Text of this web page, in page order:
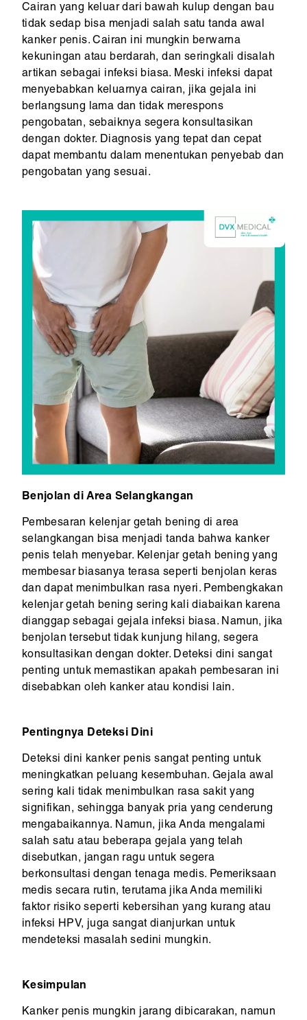
Cairan yang keluar dari bawah kulup dengan bau
tidak sedap bisa menjadi salah satu tanda awal
kanker penis. Cairan ini mungkin berwarna
kekuningan atau berdarah, dan seringkali disalah
artikan sebagai infeksi biasa. Meski infeksi dapat
menyebabkan keluarnya cairan, jika gejala ini
berlangsung lama dan tidak merespons
pengobatan, sebaiknya segera konsultasikan
dengan dokter. Diagnosis yang tepat dan cepat
dapat membantu dalam menentukan penyebab dan
pengobatan yang sesuai.
Benjolan di Area Selangkangan
Pembesaran kelenjar getah bening di area
selangkangan bisa menjadi tanda bahwa kanker
penis telah menyebar. Kelenjar getah bening yang
membesar biasanya terasa seperti benjolan keras
dan dapat menimbulkan rasa nyeri. Pembengkakan
kelenjar getah bening sering kali diabaikan karena
dianggap sebagai gejala infeksi biasa. Namun, jika
benjolan tersebut tidak kunjung hilang, segera
konsultasikan dengan dokter. Deteksi dini sangat
penting untuk memastikan apakah pembesaran ini
disebabkan oleh kanker atau kondisi lain.
Pentingnya Deteksi Dini
Deteksi dini kanker penis sangat penting untuk
meningkatkan peluang kesembuhan. Gejala awal
sering kali tidak menimbulkan rasa sakit yang
signifikan, sehingga banyak pria yang cenderung
mengabaikannya. Namun, jika Anda mengalami
salah satu atau beberapa gejala yang telah
disebutkan, jangan ragu untuk segera
berkonsultasi dengan tenaga medis. Pemeriksaan
medis secara rutin, terutama jika Anda memiliki
faktor risiko seperti kebersihan yang kurang atau
infeksi HPV, juga sangat dianjurkan untuk
mendeteksi masalah sedini mungkin.
Kesimpulan
Kanker penis mungkin jarang dibicarakan, namun